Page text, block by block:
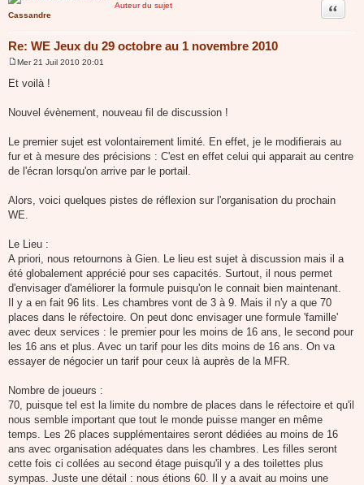
Auteur du sujet
Cassandre
Re: WE Jeux du 29 octobre au 1 novembre 2010
Citer
e
s
g
Mer 21 Juil 2010 20:01
Et voilà !
Nouvel évènement, nouveau fil de discussion !
Le premier sujet est volontairement limité. En effet, je le modifierais au
fur et à mesure des précisions : C'est en effet celui qui apparait au centre
de l'écran lorsqu'on arrive par le portail.
Alors, voici quelques pistes de réflexion sur l'organisation du prochain
WE.
Le Lieu :
A priori, nous retournons à Gien. Le lieu est sujet à discussion mais il a
été globalement apprécié pour ses capacités. Surtout, il nous permet
d'envisager d'améliorer la formule puisqu'on le connait bien maintenant.
Il y a en fait 96 lits. Les chambres vont de 3 à 9. Mais il n'y a que 70
places dans le réfectoire. On peut donc envisager une formule 'famille'
avec deux services : le premier pour les moins de 16 ans, le second pour
les 16 ans et plus. Avec un tarif pour les dits moins de 16 ans. On va
essayer de négocier un tarif pour ceux là auprès de la MFR.
Nombre de joueurs :
70, puisque tel est la limite du nombre de places dans le réfectoire et qu'il
nous semble important que tout le monde puisse manger en même
temps. Les 26 places supplémentaires seront dédiées au moins de 16
ans avec organisation adéquates dans les chambres. Les filles seront
cette fois ci collées au second étage puisqu'il y a des toilettes plus
sympas. Juste une détail : nous étions 60. Il y a avait au moins une